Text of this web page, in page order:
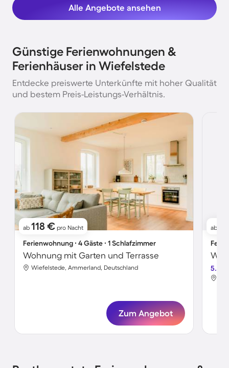
Alle Angebote ansehen
Günstige Ferienwohnungen &
Ferienhäuser in Wiefelstede
Entdecke preiswerte Unterkünfte mit hoher Qualität
und bestem Preis-Leistungs-Verhältnis.
ab 118 € pro Nacht
Ferienwohnung ∙ 4 Gäste ∙ 1 Schlafzimmer
Wohnung mit Garten und Terrasse
Wiefelstede, Ammerland, Deutschland
Zum Angebot
ab
5.0